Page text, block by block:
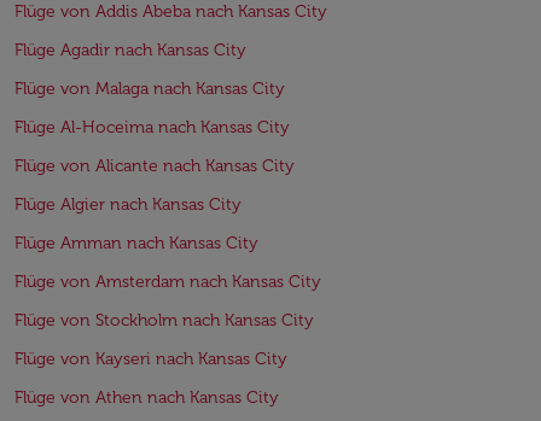
Flüge von Addis Abeba nach Kansas City
Flüge Agadir nach Kansas City
Flüge von Malaga nach Kansas City
Flüge Al-Hoceima nach Kansas City
Flüge von Alicante nach Kansas City
Flüge Algier nach Kansas City
Flüge Amman nach Kansas City
Flüge von Amsterdam nach Kansas City
Flüge von Stockholm nach Kansas City
Flüge von Kayseri nach Kansas City
Flüge von Athen nach Kansas City